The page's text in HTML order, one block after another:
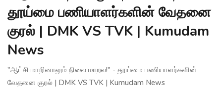
தூய்மை பணியாளர்களின் வேதனை
குரல் | DMK VS TVK | Kumudam
News
"ஆட்சி மாறினாலும் நிலை மாறல!" - தூய்மை பணியாளர்களின்
வேதனை குரல் | DMK VS TVK | Kumudam News